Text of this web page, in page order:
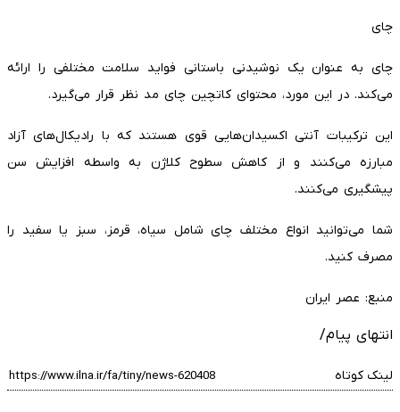
چای
چای به عنوان یک نوشیدنی باستانی فواید سلامت مختلفی را ارائه
می‌کند. در این مورد، محتوای کاتچین چای مد نظر قرار می‌گیرد.
این ترکیبات آنتی اکسیدان‌هایی قوی هستند که با رادیکال‌های آزاد
مبارزه می‌کنند و از کاهش سطوح کلاژن به واسطه افزایش سن
پیشگیری می‌کنند.
شما می‌توانید انواع مختلف چای شامل سیاه، قرمز، سبز یا سفید را
مصرف کنید.
منبع: عصر ایران
انتهای پیام/
لینک کوتاه